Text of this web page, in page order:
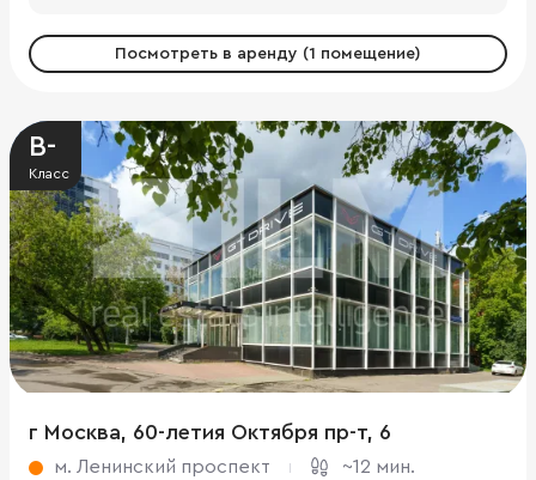
Посмотреть в аренду (1 помещение)
B-
Класс
г Москва, 60-летия Октября пр-т, 6
м. Ленинский проспект ~12 мин.